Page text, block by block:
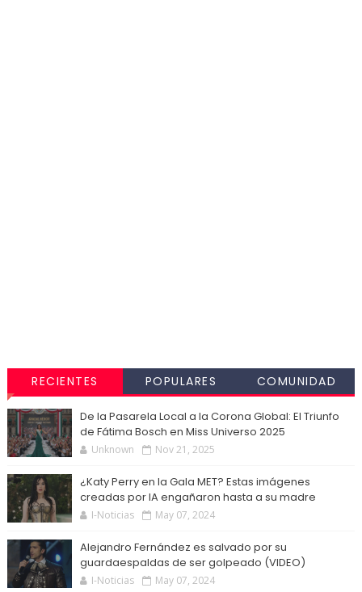
RECIENTES POPULARES COMUNIDAD
De la Pasarela Local a la Corona Global: El Triunfo
de Fátima Bosch en Miss Universo 2025
Unknown Nov 21, 2025
¿Katy Perry en la Gala MET? Estas imágenes
creadas por IA engañaron hasta a su madre
I-Noticias May 07, 2024
Alejandro Fernández es salvado por su
guardaespaldas de ser golpeado (VIDEO)
I-Noticias May 07, 2024